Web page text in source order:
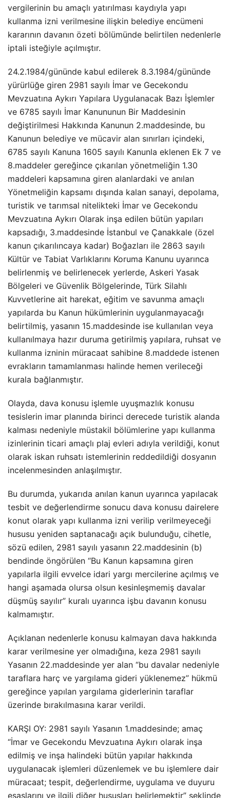
vergilerinin bu amaçlı yatırılması kaydıyla yapı
kullanma izni verilmesine ilişkin belediye encümeni
kararının davanın özeti bölümünde belirtilen nedenlerle
iptali isteğiyle açılmıştır.
24.2.1984/gününde kabul edilerek 8.3.1984/gününde
yürürlüğe giren 2981 sayılı İmar ve Gecekondu
Mevzuatına Aykırı Yapılara Uygulanacak Bazı İşlemler
ve 6785 sayılı İmar Kanununun Bir Maddesinin
değiştirilmesi Hakkında Kanunun 2.maddesinde, bu
Kanunun belediye ve mücavir alan sınırları içindeki,
6785 sayılı Kanuna 1605 sayılı Kanunla eklenen Ek 7 ve
8.maddeler gereğince çıkarılan yönetmeliğin 1.30
maddeleri kapsamına giren alanlardaki ve anılan
Yönetmeliğin kapsamı dışında kalan sanayi, depolama,
turistik ve tarımsal nitelikteki İmar ve Gecekondu
Mevzuatına Aykırı Olarak inşa edilen bütün yapıları
kapsadığı, 3.maddesinde İstanbul ve Çanakkale (özel
kanun çıkarılıncaya kadar) Boğazları ile 2863 sayılı
Kültür ve Tabiat Varlıklarını Koruma Kanunu uyarınca
belirlenmiş ve belirlenecek yerlerde, Askeri Yasak
Bölgeleri ve Güvenlik Bölgelerinde, Türk Silahlı
Kuvvetlerine ait harekat, eğitim ve savunma amaçlı
yapılarda bu Kanun hükümlerinin uygulanmayacağı
belirtilmiş, yasanın 15.maddesinde ise kullanılan veya
kullanılmaya hazır duruma getirilmiş yapılara, ruhsat ve
kullanma izninin müracaat sahibine 8.maddede istenen
evrakların tamamlanması halinde hemen verileceği
kurala bağlanmıştır.
Olayda, dava konusu işlemle uyuşmazlık konusu
tesislerin imar planında birinci derecede turistik alanda
kalması nedeniyle müstakil bölümlerine yapı kullanma
izinlerinin ticari amaçlı plaj evleri adıyla verildiği, konut
olarak iskan ruhsatı istemlerinin reddedildiği dosyanın
incelenmesinden anlaşılmıştır.
Bu durumda, yukarıda anılan kanun uyarınca yapılacak
tesbit ve değerlendirme sonucu dava konusu dairelere
konut olarak yapı kullanma izni verilip verilmeyeceği
hususu yeniden saptanacağı açık bulunduğu, cihetle,
sözü edilen, 2981 sayılı yasanın 22.maddesinin (b)
bendinde öngörülen “Bu Kanun kapsamına giren
yapılarla ilgili evvelce idari yargı mercilerine açılmış ve
hangi aşamada olursa olsun kesinleşmemiş davalar
düşmüş sayılır” kuralı uyarınca işbu davanın konusu
kalmamıştır.
Açıklanan nedenlerle konusu kalmayan dava hakkında
karar verilmesine yer olmadığına, keza 2981 sayılı
Yasanın 22.maddesinde yer alan “bu davalar nedeniyle
taraflara harç ve yargılama gideri yüklenemez” hükmü
gereğince yapılan yargılama giderlerinin taraflar
üzerinde bırakılmasına karar verildi.
KARŞI OY: 2981 sayılı Yasanın 1.maddesinde; amaç
“İmar ve Gecekondu Mevzuatına Aykırı olarak inşa
edilmiş ve inşa halindeki bütün yapılar hakkında
uygulanacak işlemleri düzenlemek ve bu işlemlere dair
müracaat; tespit, değerlendirme, uygulama ve duyuru
esaslarını ve ilgili diğer hususları belirlemektir” şeklinde